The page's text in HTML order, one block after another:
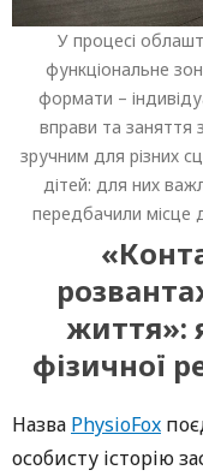
У процесі
функціональне
формати –
вправи та заняття
зручним для різних
дітей: для них
передбачили місце
життя»:
фізичної
Назва PhysioFox
особисту історію